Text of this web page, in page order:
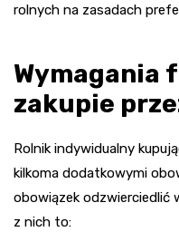
rolnych na zasadach
Wymagania
zakupie
Rolnik indywidualny
kilkoma dodatkowymi
obowiązek odzwierciedlić
z nich to: